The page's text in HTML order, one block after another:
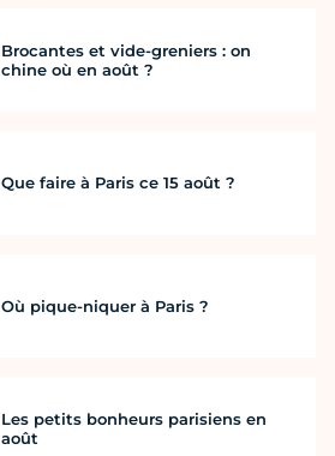
Brocantes et vide-greniers : on
chine où en août ?
Que faire à Paris ce 15 août ?
Où pique-niquer à Paris ?
Les petits bonheurs parisiens en
août